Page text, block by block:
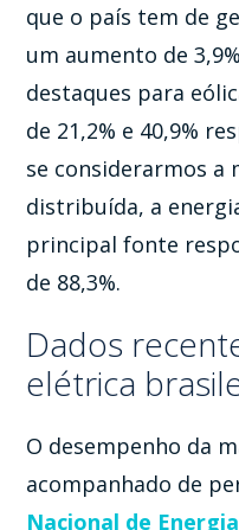
que o país tem de
um aumento de
destaques para
de 21,2% e 40,9%
se considerarmos a
distribuída, a
principal fonte
de 88,3%.
Dados
elétrica
O desempenho da
acompanhado de
Nacional de